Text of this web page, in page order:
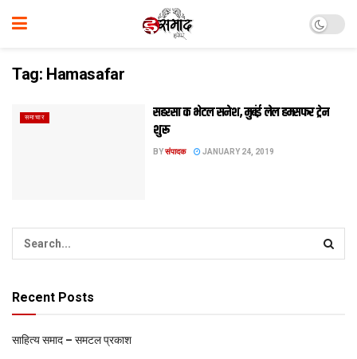
Tag: Hamasafar
समाचार
सहरसा क भेटल सनेश, मुबंई लेल हमसफर ट्रेन
शुरू
BYसंपादक JANUARY 24, 2019
Recent Posts
साहित्य समाद – समटल प्रकाश